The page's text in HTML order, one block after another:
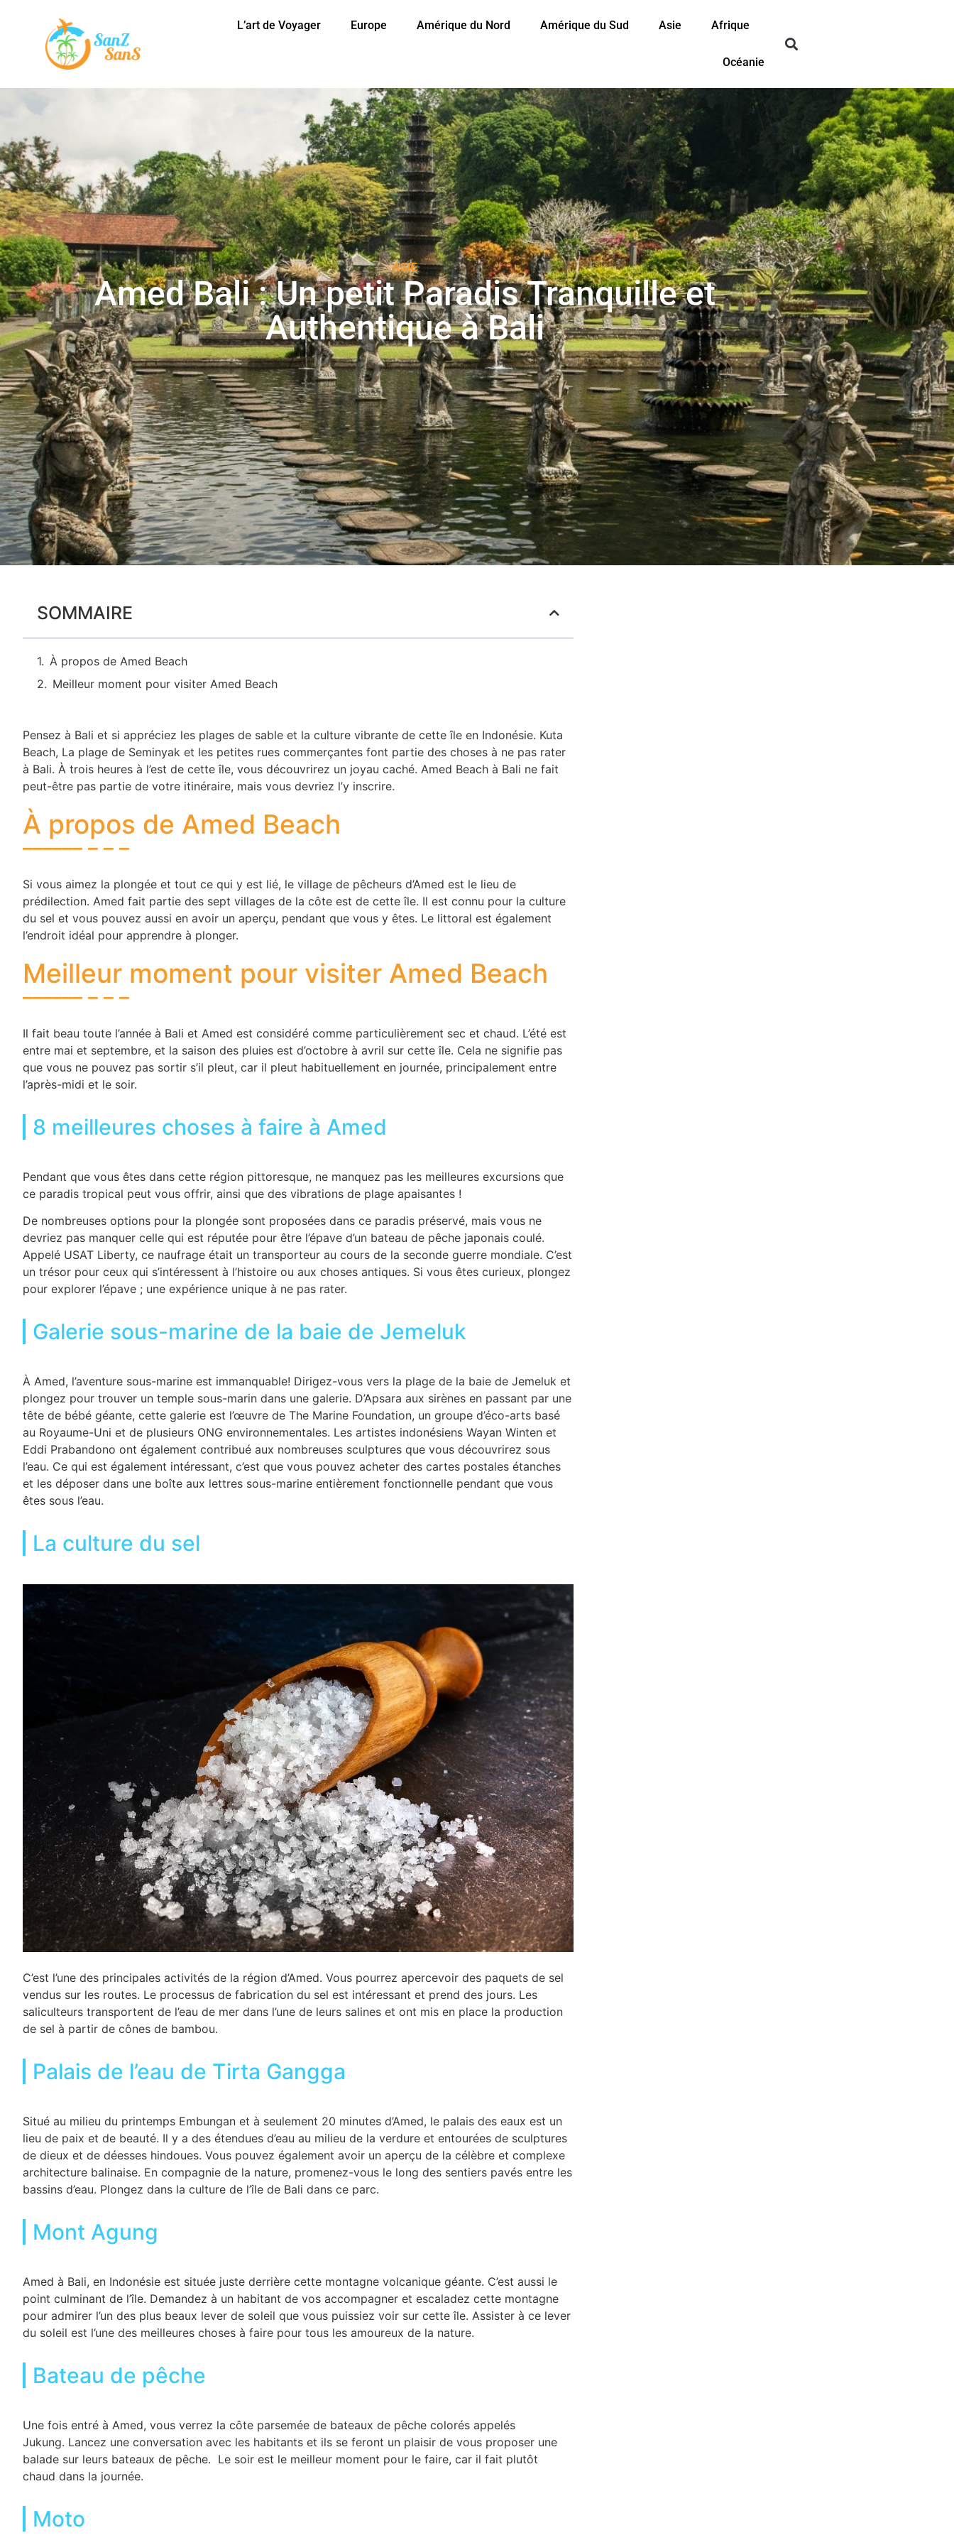
L’art de Voyager Europe Amérique du Nord Amérique du Sud Asie Afrique
Océanie
ASIE
Amed Bali : Un petit Paradis Tranquille et
Authentique à Bali
SOMMAIRE
À propos de Amed Beach
Meilleur moment pour visiter Amed Beach
Pensez à Bali et si appréciez les plages de sable et la culture vibrante de cette île en Indonésie. Kuta
Beach, La plage de Seminyak et les petites rues commerçantes font partie des choses à ne pas rater
à Bali. À trois heures à l’est de cette île, vous découvrirez un joyau caché. Amed Beach à Bali ne fait
peut-être pas partie de votre itinéraire, mais vous devriez l’y inscrire.
À propos de Amed Beach
Si vous aimez la plongée et tout ce qui y est lié, le village de pêcheurs d’Amed est le lieu de
prédilection. Amed fait partie des sept villages de la côte est de cette île. Il est connu pour la culture
du sel et vous pouvez aussi en avoir un aperçu, pendant que vous y êtes. Le littoral est également
l’endroit idéal pour apprendre à plonger.
Meilleur moment pour visiter Amed Beach
Il fait beau toute l’année à Bali et Amed est considéré comme particulièrement sec et chaud. L’été est
entre mai et septembre, et la saison des pluies est d’octobre à avril sur cette île. Cela ne signifie pas
que vous ne pouvez pas sortir s’il pleut, car il pleut habituellement en journée, principalement entre
l’après-midi et le soir.
8 meilleures choses à faire à Amed
Pendant que vous êtes dans cette région pittoresque, ne manquez pas les meilleures excursions que
ce paradis tropical peut vous offrir, ainsi que des vibrations de plage apaisantes !
De nombreuses options pour la plongée sont proposées dans ce paradis préservé, mais vous ne
devriez pas manquer celle qui est réputée pour être l’épave d’un bateau de pêche japonais coulé.
Appelé USAT Liberty, ce naufrage était un transporteur au cours de la seconde guerre mondiale. C’est
un trésor pour ceux qui s’intéressent à l’histoire ou aux choses antiques. Si vous êtes curieux, plongez
pour explorer l’épave ; une expérience unique à ne pas rater.
Galerie sous-marine de la baie de Jemeluk
À Amed, l’aventure sous-marine est immanquable! Dirigez-vous vers la plage de la baie de Jemeluk et
plongez pour trouver un temple sous-marin dans une galerie. D’Apsara aux sirènes en passant par une
tête de bébé géante, cette galerie est l’œuvre de The Marine Foundation, un groupe d’éco-arts basé
au Royaume-Uni et de plusieurs ONG environnementales. Les artistes indonésiens Wayan Winten et
Eddi Prabandono ont également contribué aux nombreuses sculptures que vous découvrirez sous
l’eau. Ce qui est également intéressant, c’est que vous pouvez acheter des cartes postales étanches
et les déposer dans une boîte aux lettres sous-marine entièrement fonctionnelle pendant que vous
êtes sous l’eau.
La culture du sel
C’est l’une des principales activités de la région d’Amed. Vous pourrez apercevoir des paquets de sel
vendus sur les routes. Le processus de fabrication du sel est intéressant et prend des jours. Les
saliculteurs transportent de l’eau de mer dans l’une de leurs salines et ont mis en place la production
de sel à partir de cônes de bambou.
Palais de l’eau de Tirta Gangga
Situé au milieu du printemps Embungan et à seulement 20 minutes d’Amed, le palais des eaux est un
lieu de paix et de beauté. Il y a des étendues d’eau au milieu de la verdure et entourées de sculptures
de dieux et de déesses hindoues. Vous pouvez également avoir un aperçu de la célèbre et complexe
architecture balinaise. En compagnie de la nature, promenez-vous le long des sentiers pavés entre les
bassins d’eau. Plongez dans la culture de l’île de Bali dans ce parc.
Mont Agung
Amed à Bali, en Indonésie est située juste derrière cette montagne volcanique géante. C’est aussi le
point culminant de l’île. Demandez à un habitant de vos accompagner et escaladez cette montagne
pour admirer l’un des plus beaux lever de soleil que vous puissiez voir sur cette île. Assister à ce lever
du soleil est l’une des meilleures choses à faire pour tous les amoureux de la nature.
Bateau de pêche
Une fois entré à Amed, vous verrez la côte parsemée de bateaux de pêche colorés appelés
Jukung. Lancez une conversation avec les habitants et ils se feront un plaisir de vous proposer une
balade sur leurs bateaux de pêche. Le soir est le meilleur moment pour le faire, car il fait plutôt
chaud dans la journée.
Moto